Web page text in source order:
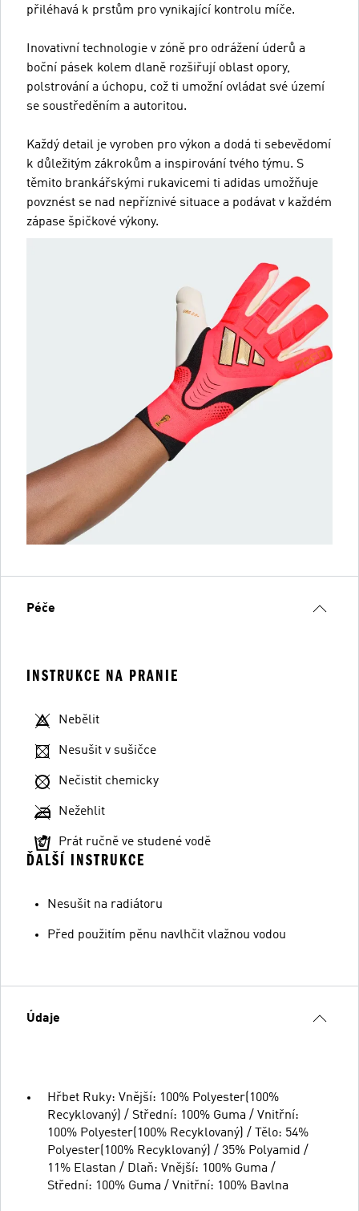
přiléhavá k prstům pro vynikající kontrolu míče.
Inovativní technologie v zóně pro odrážení úderů a
boční pásek kolem dlaně rozšiřují oblast opory,
polstrování a úchopu, což ti umožní ovládat své území
se soustředěním a autoritou.
Každý detail je vyroben pro výkon a dodá ti sebevědomí
k důležitým zákrokům a inspirování tvého týmu. S
těmito brankářskými rukavicemi ti adidas umožňuje
povznést se nad nepříznivé situace a podávat v každém
zápase špičkové výkony.
Péče
INSTRUKCE NA PRANIE
Nebělit
Nesušit v sušičce
Nečistit chemicky
Nežehlit
Prát ručně ve studené vodě
ĎALŠÍ INSTRUKCE
Nesušit na radiátoru
Před použitím pěnu navlhčit vlažnou vodou
Údaje
Hřbet Ruky: Vnější: 100% Polyester(100%
Recyklovaný) / Střední: 100% Guma / Vnitřní:
100% Polyester(100% Recyklovaný) / Tělo: 54%
Polyester(100% Recyklovaný) / 35% Polyamid /
11% Elastan / Dlaň: Vnější: 100% Guma /
Střední: 100% Guma / Vnitřní: 100% Bavlna